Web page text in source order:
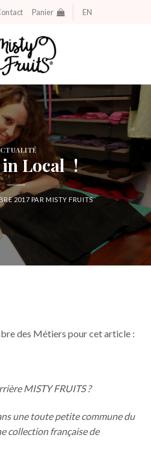
Panier EN
in Local !
2017 PAR MISTY FRUITS
des Métiers pour cet article :
MISTY FRUITS ?
une toute petite commune du
collection française de